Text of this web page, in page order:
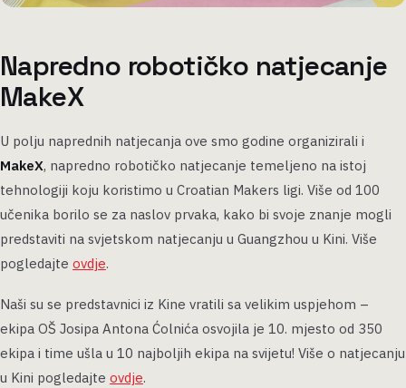
Napredno robotičko natjecanje
MakeX
U polju naprednih natjecanja ove smo godine organizirali i
MakeX, napredno robotičko natjecanje temeljeno na istoj
tehnologiji koju koristimo u Croatian Makers ligi. Više od 100
učenika borilo se za naslov prvaka, kako bi svoje znanje mogli
predstaviti na svjetskom natjecanju u Guangzhou u Kini. Više
pogledajte ovdje.
Naši su se predstavnici iz Kine vratili sa velikim uspjehom –
ekipa OŠ Josipa Antona Ćolnića osvojila je 10. mjesto od 350
ekipa i time ušla u 10 najboljih ekipa na svijetu! Više o natjecanju
u Kini pogledajte ovdje.